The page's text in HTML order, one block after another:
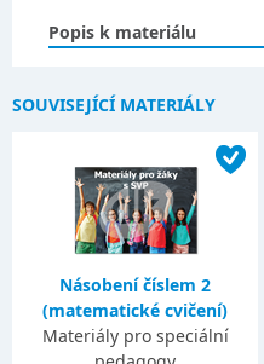
Popis k materiálu
SOUVISEJÍCÍ MATERIÁLY
Násobení číslem 2
(matematické cvičení)
Materiály pro speciální